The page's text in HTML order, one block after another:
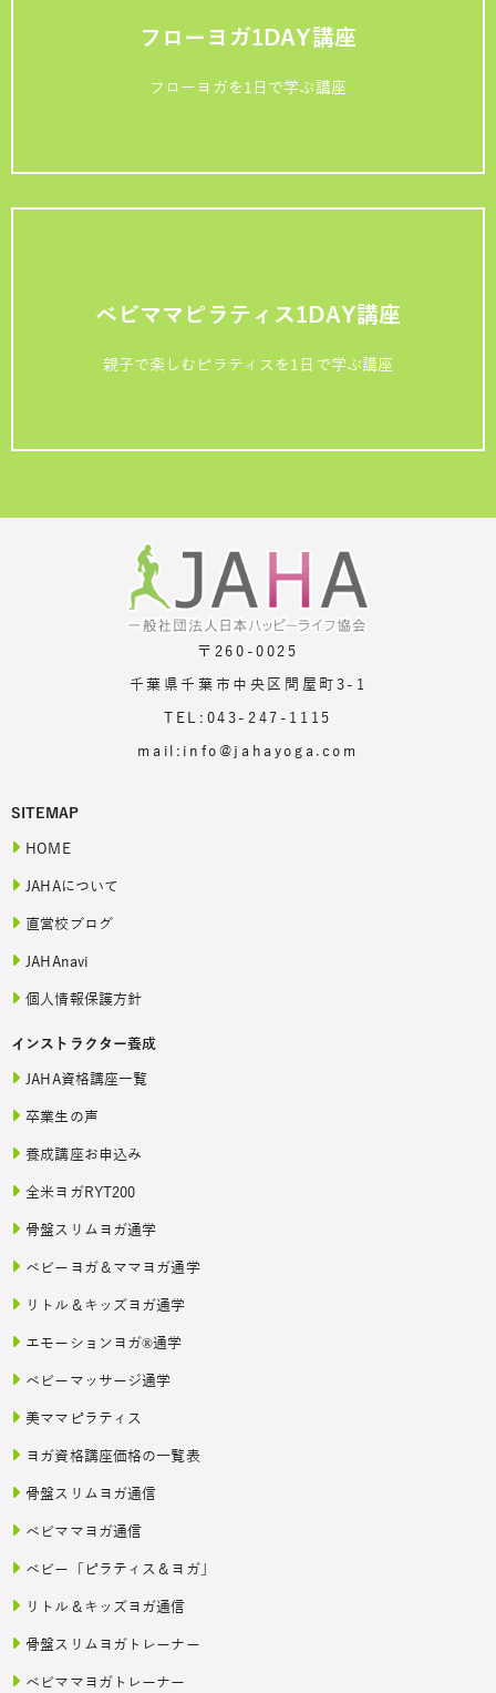
フローヨガ1DAY講座
フローヨガを1日で学ぶ講座
ベビママピラティス1DAY講座
親子で楽しむピラティスを1日で学ぶ講座
〒260-0025
千葉県千葉市中央区問屋町3-1
TEL:043-247-1115
mail:info@jahayoga.com
SITEMAP
HOME
JAHAについて
直営校ブログ
JAHAnavi
個人情報保護方針
インストラクター養成
JAHA資格講座一覧
卒業生の声
養成講座お申込み
全米ヨガRYT200
骨盤スリムヨガ通学
ベビーヨガ＆ママヨガ通学
リトル＆キッズヨガ通学
エモーションヨガ®通学
ベビーマッサージ通学
美ママピラティス
ヨガ資格講座価格の一覧表
骨盤スリムヨガ通信
ベビママヨガ通信
ベビー「ピラティス＆ヨガ」
リトル＆キッズヨガ通信
骨盤スリムヨガトレーナー
ベビママヨガトレーナー